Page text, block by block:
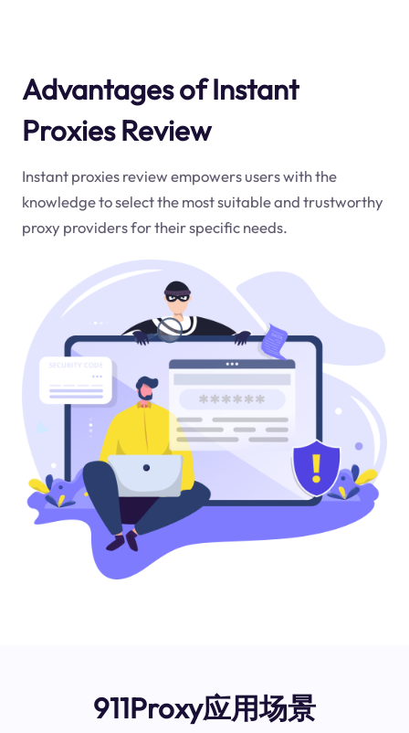
Advantages of Instant
Proxies Review
Instant proxies review empowers users with the
knowledge to select the most suitable and trustworthy
proxy providers for their specific needs.
911Proxy应用场景